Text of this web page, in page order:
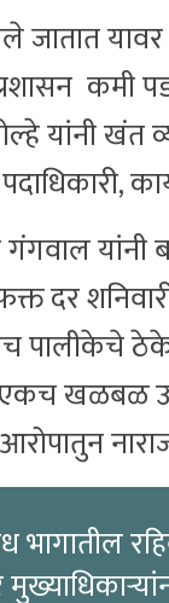
जातात
कमी
यांनी
यांनी
दर
पालीकेचे
खळबळ
भागातील